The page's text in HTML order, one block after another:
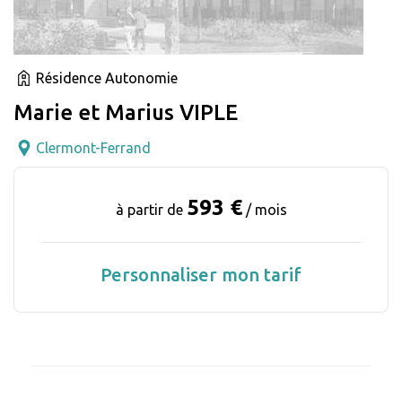
Résidence Autonomie
Marie et Marius VIPLE
Clermont-Ferrand
à partir de 593 € / mois
Personnaliser mon tarif